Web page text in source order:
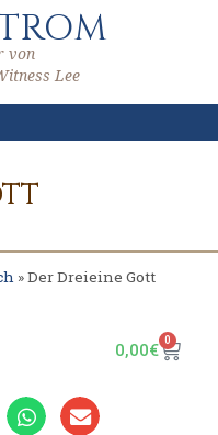
von
Lee
»Der Dreieine Gott
0,00€ 0